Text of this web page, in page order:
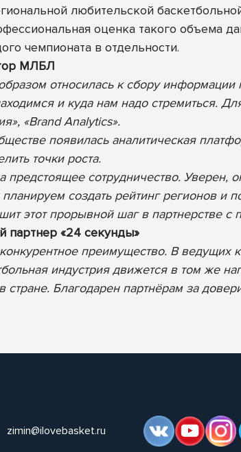
любительской
оценка такого объема
чемпионата в отдельности.
МЛБЛ
относилась к сбору
и куда нам надо
«Brand Analytics».
появилась аналитическая
точки роста.
сотрудничество.
создать рейтинг регионов
этот прорывной шаг в партнерстве с
партнер «24 секунды»
преимущество. В ведущих
индустрия движется в том же
Благодарен партнёрам за
zimin@ilovebasket.ru